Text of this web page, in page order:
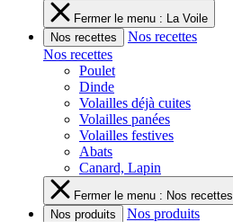
Fermer le menu : La Voile
Nos recettes
Nos recettes
Nos recettes
Poulet
Dinde
Volailles déjà cuites
Volailles panées
Volailles festives
Abats
Canard, Lapin
Fermer le menu : Nos recettes
Nos produits
Nos produits